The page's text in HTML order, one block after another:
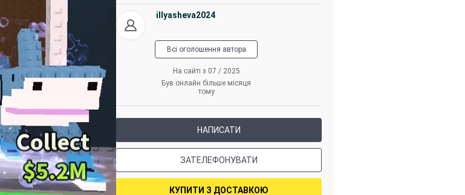
illyasheva2024
Всі оголошення автора
На сайті з 07 / 2025
Був онлайн більше місяця
тому
НАПИСАТИ
ЗАТЕЛЕФОНУВАТИ
КУПИТИ З ДОСТАВКОЮ